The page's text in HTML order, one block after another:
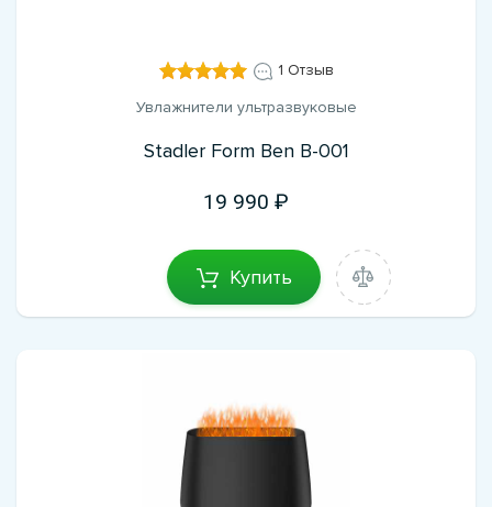
1 Отзыв
Увлажнители ультразвуковые
Stadler Form Ben B-001
19 990
Купить